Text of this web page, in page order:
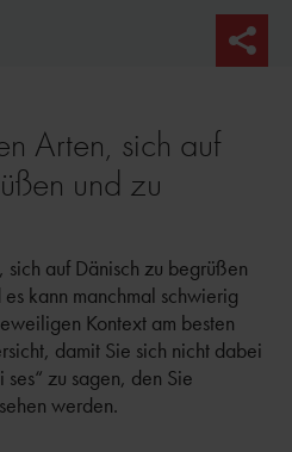
Arten, sich auf
und zu
auf Dänisch zu begrüßen
kann manchmal schwierig
Kontext am besten
damit Sie sich nicht dabei
zu sagen, den Sie
werden.